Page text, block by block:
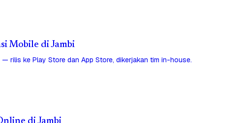
Mobile di Jambi
— rilis ke Play Store dan App Store, dikerjakan tim in-house.